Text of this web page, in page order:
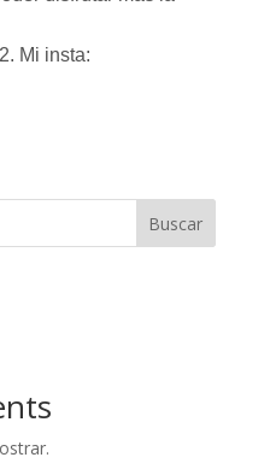
Mi insta:
Buscar